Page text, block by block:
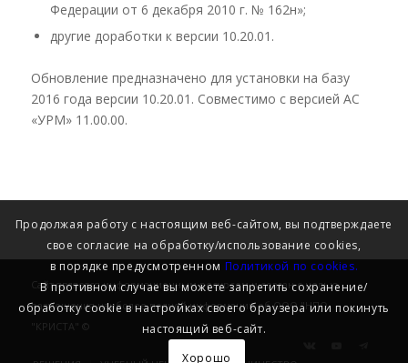
Федерации от 6 декабря 2010 г. № 162н»;
другие доработки к версии 10.20.01.
Обновление предназначено для установки на базу
2016 года версии 10.20.01. Совместимо с версией АС
«УРМ» 11.00.00.
Сайт является информационным ресурсом и создан с целью
размещения наиболее полной информации об ООО "НПО
"КРИСТА" ©
Продолжая работу с настоящим веб-сайтом, вы подтверждаете
свое согласие на обработку/использование cookies,
в порядке предусмотренном Политикой по cookies.
В противном случае вы можете запретить сохранение/
обработку cookie в настройках своего браузера или покинуть
настоящий веб-сайт.
Хорошо